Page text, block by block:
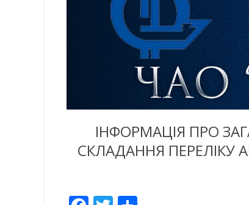
ІНФОРМАЦІЯ ПРО
СКЛАДАННЯ ПЕРЕЛІКУ